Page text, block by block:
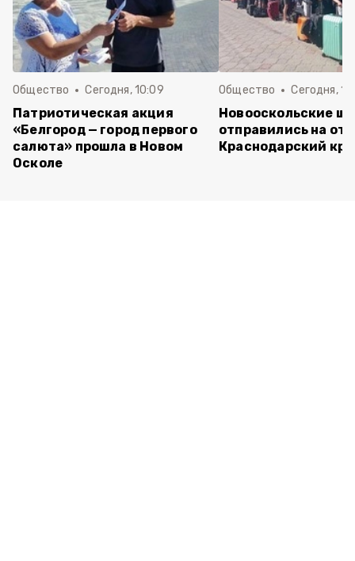
Общество Сегодня, 10:09
Патриотическая акция
«Белгород — город первого
салюта» прошла в Новом
Осколе
Общество Сегодня,
Новооскольские
отправились на
Краснодарский